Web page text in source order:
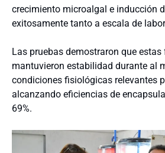
crecimiento microalgal e inducción
exitosamente tanto a escala de
Las pruebas demostraron que
mantuvieron estabilidad durante al
condiciones fisiológicas relevantes
alcanzando eficiencias de
69%.